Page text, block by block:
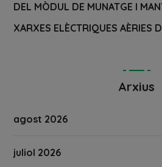
DEL MÒDUL DE MUNATGE I
XARXES ELÈCTRIQUES AÈRIES
Arxius
agost 2026
juliol 2026